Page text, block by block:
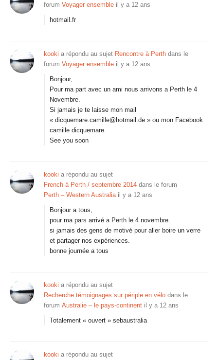
forum Voyager ensemble il y a 12 ans
hotmail.fr
kooki a répondu au sujet Rencontre à Perth dans le
forum Voyager ensemble il y a 12 ans
Bonjour,
Pour ma part avec un ami nous arrivons a Perth le 4
Novembre.
Si jamais je te laisse mon mail
« dicquemare.camille@hotmail.de » ou mon Facebook
camille dicquemare.
See you soon
kooki a répondu au sujet
French à Perth / septembre 2014 dans le forum
Perth – Western Australia il y a 12 ans
Bonjour a tous,
pour ma pars arrivé a Perth le 4 novembre.
si jamais des gens de motivé pour aller boire un verre
et partager nos expériences.
bonne journée a tous
kooki a répondu au sujet
Recherche témoignages sur périple en vélo dans le
forum Australie – le pays-continent il y a 12 ans
Totalement « ouvert » sebaustralia
kooki a répondu au sujet